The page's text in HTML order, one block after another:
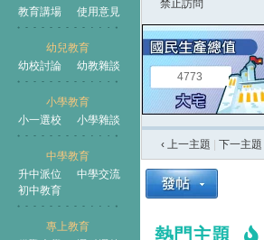
教育講場
使用意見
幼兒教育
幼校討論
幼教雜談
小學教育
小一選校
小學雜談
中學教育
升中派位
中學交流
初中教育
專上教育
王國
禁止訪問
4773
‹ 上一主題
下一主題
熱門主題